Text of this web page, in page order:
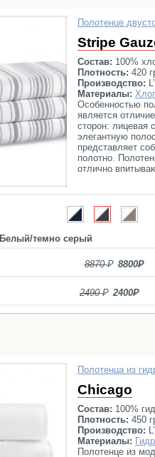
Полотенце
Stripe
Состав: 100%
Плотность: 420
Производство:
Материалы:
Особенностью
является
сторон: лицевая
элегантную
представляет
полотно.
отлично
очень приятны в
Белый/темно серый
8870 8800
2490 2400
Полотенца из
Chicago
Состав: 100%
Плотность: 450
Производство:
Материалы:
Полотенце из